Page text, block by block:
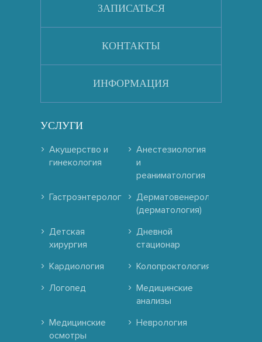
ЗАПИСАТЬСЯ
КОНТАКТЫ
ИНФОРМАЦИЯ
УСЛУГИ
Акушерство и
гинекология
Анестезиология
и
реаниматология
Гастроэнтерология Дерматовенерология
(дерматология)
Детская
хирургия
Дневной
стационар
Кардиология
Колопроктология
Логопед
Медицинские
анализы
Медицинские
осмотры
Неврология